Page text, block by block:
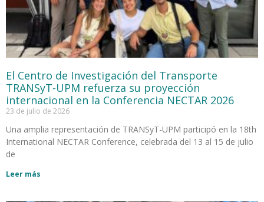
El Centro de Investigación del Transporte
TRANSyT-UPM refuerza su proyección
internacional en la Conferencia NECTAR 2026
23 de julio de 2026
Una amplia representación de TRANSyT-UPM participó en la 18th
International NECTAR Conference, celebrada del 13 al 15 de julio
de
Leer más